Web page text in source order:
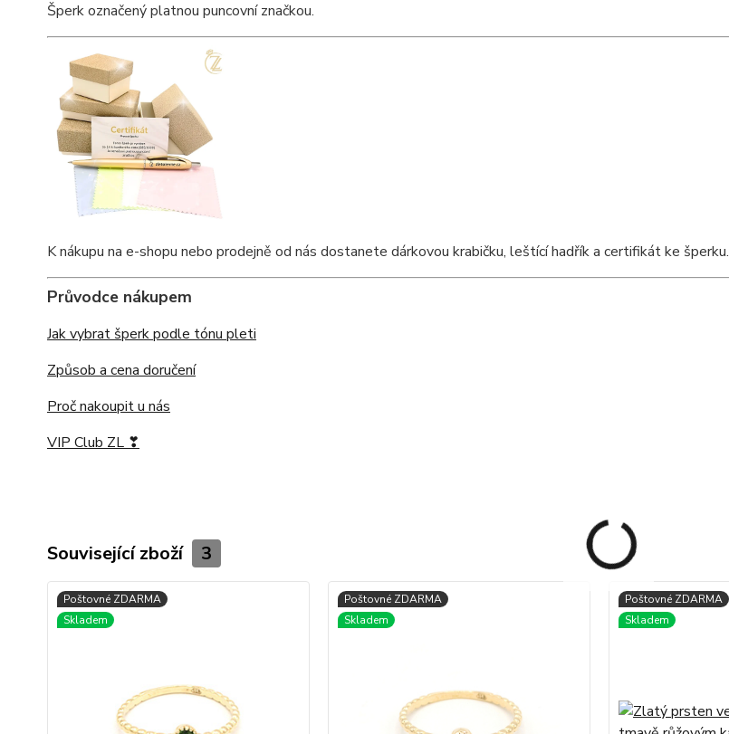
Šperk označený platnou puncovní značkou.
K nákupu na e-shopu nebo prodejně od nás dostanete dárkovou krabičku, leštící hadřík a certifikát ke šperku.
Průvodce nákupem
Jak vybrat šperk podle tónu pleti
Způsob a cena doručení
Proč nakoupit u nás
VIP Club ZL ❣
Související zboží 3